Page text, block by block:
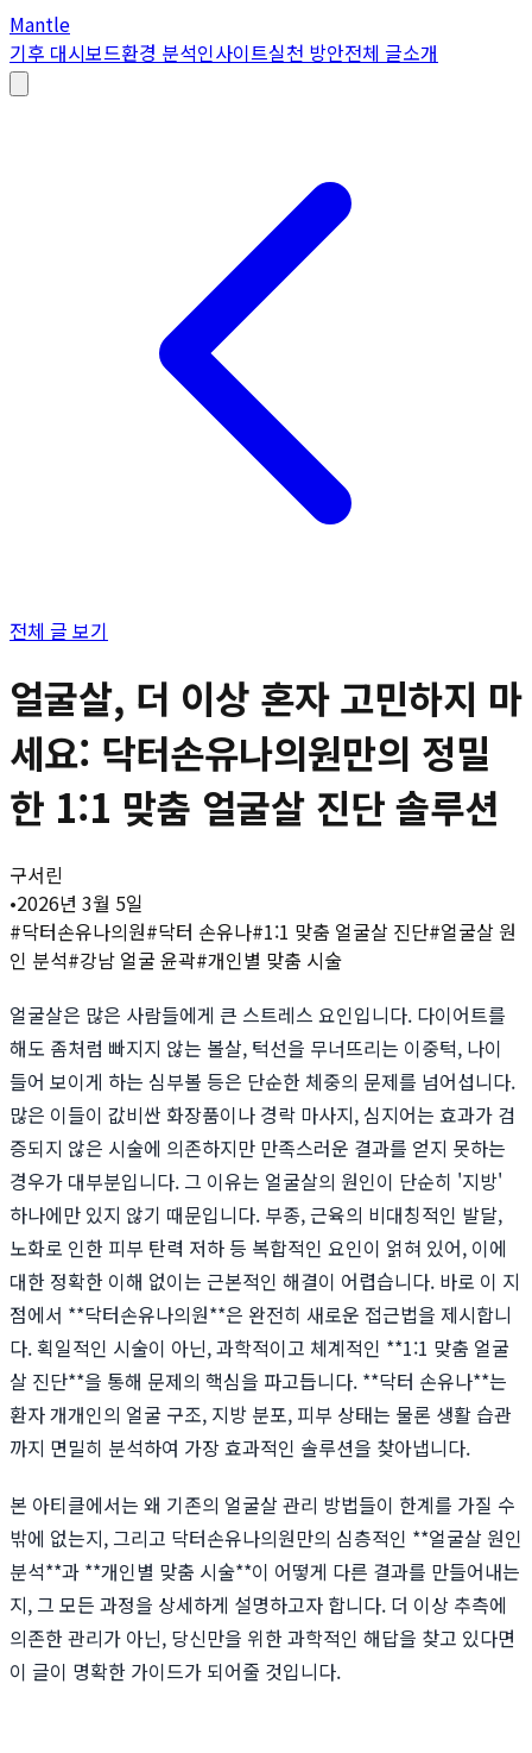
Mantle
기후 대시보드환경 분석인사이트실천 방안전체 글소개
전체 글 보기
얼굴살, 더 이상 혼자 고민하지 마
세요: 닥터손유나의원만의 정밀
한 1:1 맞춤 얼굴살 진단 솔루션
구서린
•2026년 3월 5일
#닥터손유나의원#닥터 손유나#1:1 맞춤 얼굴살 진단#얼굴살 원
인 분석#강남 얼굴 윤곽#개인별 맞춤 시술
얼굴살은 많은 사람들에게 큰 스트레스 요인입니다. 다이어트를
해도 좀처럼 빠지지 않는 볼살, 턱선을 무너뜨리는 이중턱, 나이
들어 보이게 하는 심부볼 등은 단순한 체중의 문제를 넘어섭니다.
많은 이들이 값비싼 화장품이나 경락 마사지, 심지어는 효과가 검
증되지 않은 시술에 의존하지만 만족스러운 결과를 얻지 못하는
경우가 대부분입니다. 그 이유는 얼굴살의 원인이 단순히 '지방'
하나에만 있지 않기 때문입니다. 부종, 근육의 비대칭적인 발달,
노화로 인한 피부 탄력 저하 등 복합적인 요인이 얽혀 있어, 이에
대한 정확한 이해 없이는 근본적인 해결이 어렵습니다. 바로 이 지
점에서 **닥터손유나의원**은 완전히 새로운 접근법을 제시합니
다. 획일적인 시술이 아닌, 과학적이고 체계적인 **1:1 맞춤 얼굴
살 진단**을 통해 문제의 핵심을 파고듭니다. **닥터 손유나**는
환자 개개인의 얼굴 구조, 지방 분포, 피부 상태는 물론 생활 습관
까지 면밀히 분석하여 가장 효과적인 솔루션을 찾아냅니다.
본 아티클에서는 왜 기존의 얼굴살 관리 방법들이 한계를 가질 수
밖에 없는지, 그리고 닥터손유나의원만의 심층적인 **얼굴살 원인
분석**과 **개인별 맞춤 시술**이 어떻게 다른 결과를 만들어내는
지, 그 모든 과정을 상세하게 설명하고자 합니다. 더 이상 추측에
의존한 관리가 아닌, 당신만을 위한 과학적인 해답을 찾고 있다면
이 글이 명확한 가이드가 되어줄 것입니다.